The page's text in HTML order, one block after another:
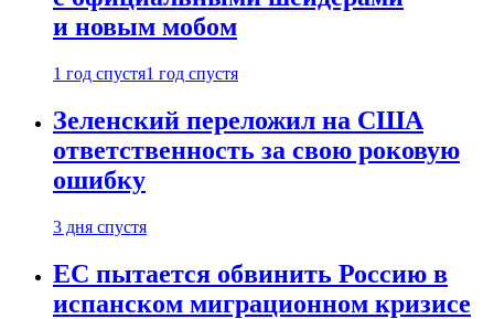
и новым мобом
1 год спустя1 год спустя
Зеленский переложил на США
ответственность за свою роковую
ошибку
3 дня спустя
ЕС пытается обвинить Россию в
испанском миграционном кризисе